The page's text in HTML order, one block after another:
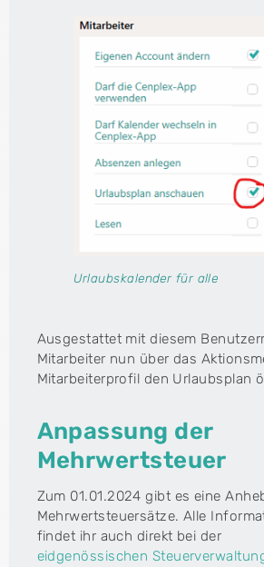
Urlaubskalender für alle
Ausgestattet mit diesem
Mitarbeiter nun über das
Mitarbeiterprofil den Urlaubsplan
Anpassung der
Mehrwertsteuer
Zum 01.01.2024 gibt es eine
Mehrwertsteuersätze. Alle
findet ihr auch direkt bei der
eidgenössischen